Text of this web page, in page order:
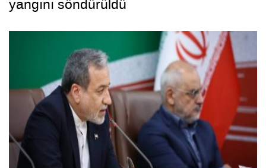
yangını söndürüldü